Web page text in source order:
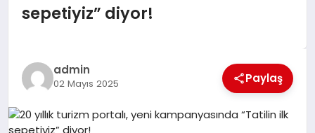
MAGAZIN
EKONOMI
EĞITIM
sepetiyiz” diyor!
admin
02 Mayıs 2025 Paylaş